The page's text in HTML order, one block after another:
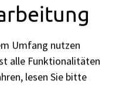
Staatsministerium
BayernPortal )
Umfang nutzen
alle Funktionalitäten
lesen Sie bitte